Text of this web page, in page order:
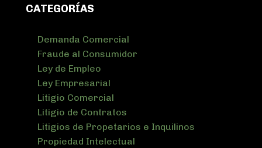
CATEGORÍAS
Demanda Comercial
Fraude al Consumidor
Ley de Empleo
Ley Empresarial
Litigio Comercial
Litigio de Contratos
Litigios de Propetarios e Inquilinos
Propiedad Intelectual